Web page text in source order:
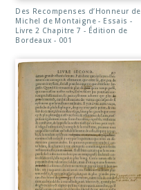
Des Recompenses d’Honneur de
Michel de Montaigne - Essais -
Livre 2 Chapitre 7 - Édition de
Bordeaux - 001